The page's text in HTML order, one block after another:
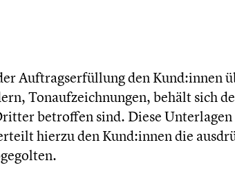
Auftragserfüllung den Kund:innen
Tonaufzeichnungen, behält sich
betroffen sind. Diese
hierzu den Kund:innen die